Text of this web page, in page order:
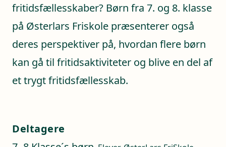
fritidsfællesskaber? Børn fra 7. og 8. klasse
på Østerlars Friskole præsenterer også
deres perspektiver på, hvordan flere børn
kan gå til fritidsaktiviteter og blive en del af
et trygt fritidsfællesskab.
Deltagere